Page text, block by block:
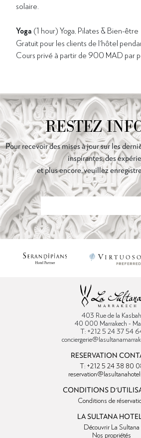
solaire.
Yoga (1 hour) Yoga, Pilates & Bien-être
Gratuit pour les clients de l'hôtel
Cours privé à partir de 900 MAD par
RESTEZ
Pour recevoir des mises à jour sur les
inspirantes, des
et plus encore, veuillez
403 Rue de la Kasbah
40 000 Marrakech -
T: +212 5 24 37 54
RESERVATION
T: +212 5 24 38 80
CONDITIONS
Conditions de
LA SULTANA
Découvrir La Sultana
Nos propriétés